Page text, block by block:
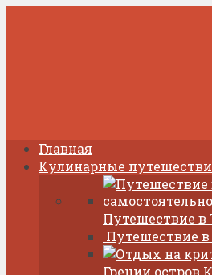
Главная
Кулинарные
Путешествие в
Путешествие
Греции остров